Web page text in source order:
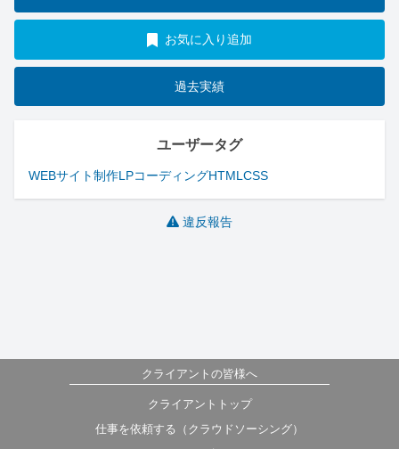
お気に入り追加
過去実績
ユーザータグ
WEBサイト制作LPコーディングHTMLCSS
違反報告
クライアントの皆様へ
クライアントトップ
仕事を依頼する（クラウドソーシング）